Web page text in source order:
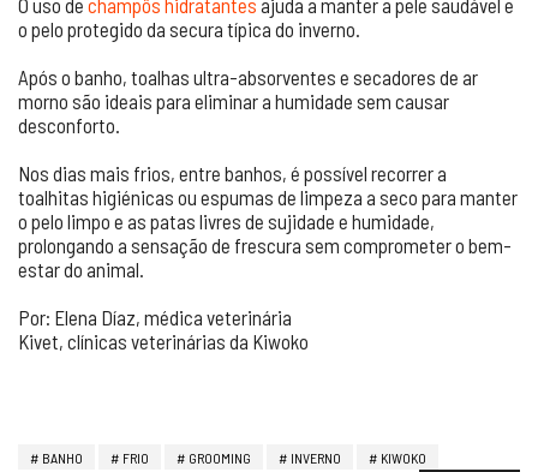
O uso de champôs hidratantes ajuda a manter a pele saudável e
o pelo protegido da secura típica do inverno.
Após o banho, toalhas ultra-absorventes e secadores de ar
morno são ideais para eliminar a humidade sem causar
desconforto.
Nos dias mais frios, entre banhos, é possível recorrer a
toalhitas higiénicas ou espumas de limpeza a seco para manter
o pelo limpo e as patas livres de sujidade e humidade,
prolongando a sensação de frescura sem comprometer o bem-
estar do animal.
Por: Elena Díaz, médica veterinária
Kivet, clínicas veterinárias da Kiwoko
BANHO FRIO GROOMING INVERNO
KIWOKO